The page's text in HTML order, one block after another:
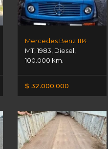
Mercedes Benz 1114
MT,1983, Diesel,
100.000 km.
$ 32.000.000